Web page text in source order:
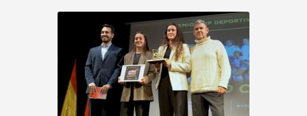
Primer Equipo
¡Juega en el Madrid CFF
26/27!
Acreditaciones de Prensa